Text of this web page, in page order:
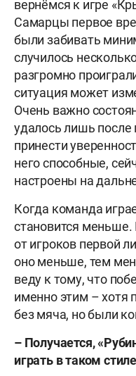
вернёмся к игре
Самарцы первое
были забивать
случилось
разгромно
ситуация может
Очень важно
удалось лишь
принести
него способные,
настроены на
Когда команда
становится меньше.
от игроков первой
оно меньше, тем
веду к тому, что
именно этим – хотя
без мяча, но были
– Получается,
играть в таком